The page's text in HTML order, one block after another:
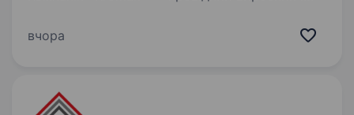
відповідального та мотивованого
вчора